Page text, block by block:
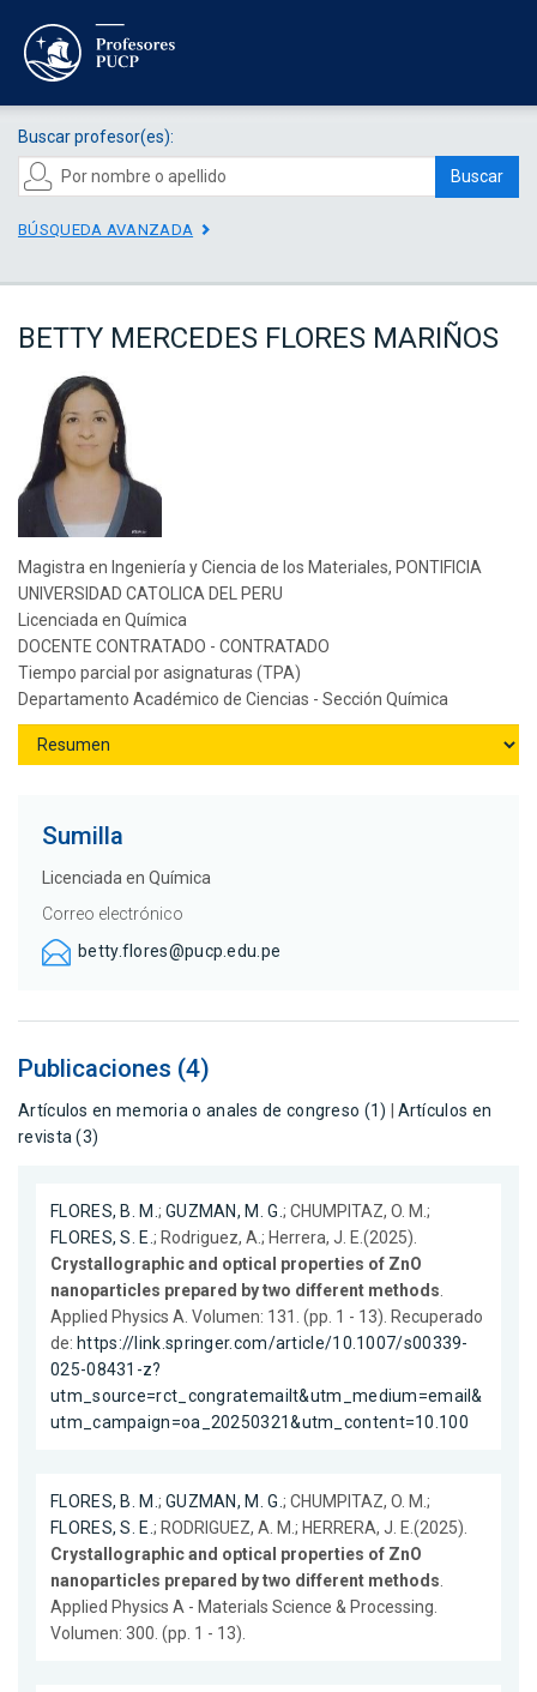
Buscar profesor(es):
Buscar
BÚSQUEDA AVANZADA
BETTY MERCEDES FLORES MARIÑOS
Magistra en Ingeniería y Ciencia de los Materiales, PONTIFICIA
UNIVERSIDAD CATOLICA DEL PERU
Licenciada en Química
DOCENTE CONTRATADO - CONTRATADO
Tiempo parcial por asignaturas (TPA)
Departamento Académico de Ciencias - Sección Química
Sumilla
Licenciada en Química
Correo electrónico
betty.flores@pucp.edu.pe
Publicaciones (4)
Artículos en memoria o anales de congreso (1)
Artículos en
revista (3)
FLORES, B. M. ; GUZMAN, M. G. ; CHUMPITAZ, O. M.;
FLORES, S. E. ; Rodriguez, A.; Herrera, J. E.(2025).
Crystallographic and optical properties of ZnO
nanoparticles prepared by two different methods
Applied Physics A. Volumen: 131. (pp. 1 - 13). Recuperado
de: https://link.springer.com/article/10.1007/s00339-
025-08431-z?
utm_source=rct_congratemailt&utm_medium=email&
utm_campaign=oa_20250321&utm_content=10.100
FLORES, B. M. ; GUZMAN, M. G. ; CHUMPITAZ, O. M.;
FLORES, S. E. ; RODRIGUEZ, A. M.; HERRERA, J. E.(2025).
Crystallographic and optical properties of ZnO
nanoparticles prepared by two different methods
Applied Physics A - Materials Science & Processing.
Volumen: 300. (pp. 1 - 13).